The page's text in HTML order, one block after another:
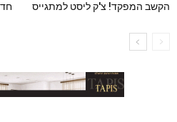
הקשב המפקד! צ'ק ליסט למתגייס